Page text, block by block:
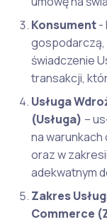
Konsument-
gospodarczą,
świadczenie
transakcji,
Usługa
(Usługa) –
na warunkach
oraz w
adekwatnym
Zakres
Commerce